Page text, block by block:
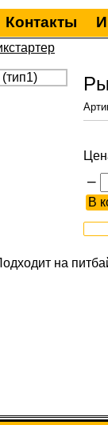
Контакты
–
на